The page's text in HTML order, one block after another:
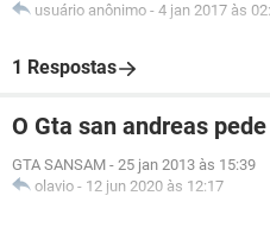
usuário anônimo - 4 jan 2017 às
1 Respostas
O Gta san andreas
GTA SANSAM - 25 jan 2013 às 15:39
olavio - 12 jun 2020 às 12:17